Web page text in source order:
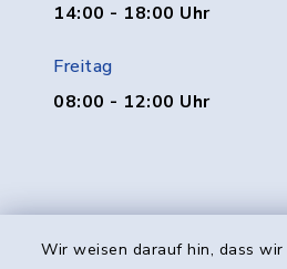
Wir weisen darauf hin, dass
14:00 - 18:00 Uhr
Freitag
08:00 - 12:00 Uhr